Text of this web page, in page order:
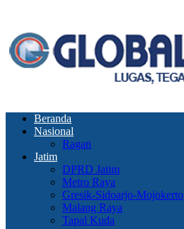
Beranda
Nasional
Ragan
Jatim
DPRD Jatim
Metro Raya
Gresik-Sidoarjo-Mojokerto
Malang Raya
Tapal Kuda